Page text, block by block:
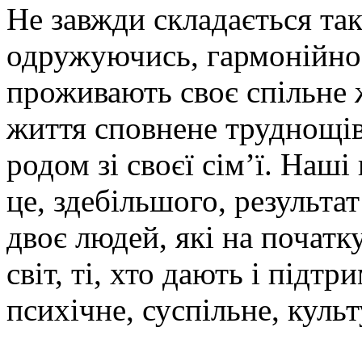
Не завжди складається
одружуючись, гармонійно
проживають своє
життя сповнене
родом зі своєї сім’ї.
це, здебільшого,
двоє людей, які на
світ, ті, хто дають і
психічне, суспільне,